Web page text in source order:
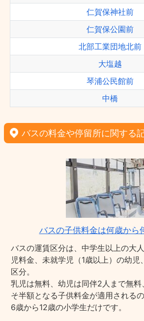
仁賀保神社前
仁賀保公園前
北部工業団地北前
大塩越
琴浦公民館前
中橋
バスの料金や停留所に関する
バスの子供料金は何歳から
バスの運賃区分は、中学生以上の大
児料金、未就学児（1歳以上）の幼
区分。
乳児は無料、幼児は同伴2人まで無料
そ半額となる子供料金が適用される
6歳から12歳の小学生だけです。